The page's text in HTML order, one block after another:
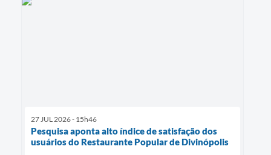
27 JUL 2026 - 15h46
Pesquisa aponta alto índice de satisfação dos
usuários do Restaurante Popular de Divinópolis